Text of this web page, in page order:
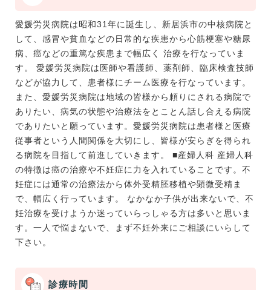
愛媛労災病院は昭和31年に誕生し、新居浜市の中核病院と
して、感冒や貧血などの日常的な疾患から心筋梗塞や糖尿
病、癌などの重篤な疾患まで幅広く 治療を行なっていま
す。 愛媛労災病院は医師や看護師、薬剤師、臨床検査技師
などが協力して、患者様にチーム医療を行なっています。
また、愛媛労災病院は地域の皆様から頼りにされる病院で
ありたい、病気の状態や治療法をとことん話し合える病院
でありたいと願っています。愛媛労災病院は患者様と医療
従事者という人間関係を大切にし、皆様が安らぎを得られ
る病院を目指して前進していきます。 ■産婦人科 産婦人科
の特徴は癌の治療や不妊症に力を入れていることです。不
妊症には通常の治療法から体外受精胚移植や顕微受精ま
で、幅広く行っています。 なかなか子供が出来ないで、不
妊治療を受けようか迷っていらっしゃる方は多いと思いま
す。一人で悩まないで、まず不妊外来にご相談にいらして
下さい。
診療時間